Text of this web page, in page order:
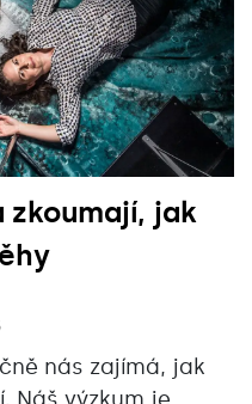
zkoumají, jak
nás zajímá, jak